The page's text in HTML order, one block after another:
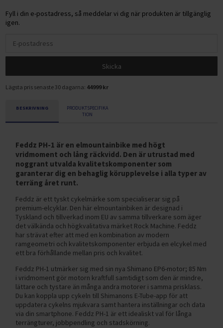
Fyll i din e-postadress, så meddelar vi dig när produkten är tillgänglig
igen.
Skicka
Lägsta pris senaste 30 dagarna: 44999 kr
BESKRIVNING
PRODUKTSPECIFIKA
TION
Feddz PH-1 är en elmountainbike med högt
vridmoment och lång räckvidd. Den är utrustad med
noggrant utvalda kvalitetskomponenter som
garanterar dig en behaglig körupplevelse i alla typer av
terräng året runt.
Feddz är ett tyskt cykelmärke som specialiserar sig på
premium-elcyklar. Den här elmountainbiken är designad i
Tyskland och tillverkad inom EU av samma tillverkare som äger
det välkända och högkvalitativa märket Rock Machine. Feddz
har strävat efter att med en kombination av modern
ramgeometri och kvalitetskomponenter erbjuda en elcykel med
ett bra förhållande mellan pris och kvalitet.
Feddz PH-1 utmärker sig med sin nya Shimano EP6-motor; 85 Nm
i vridmoment gör motorn kraftfull samtidigt som den är mindre,
lättare och tystare än många andra motorer i samma prisklass.
Du kan koppla upp cykeln till Shimanons E-Tube-app för att
uppdatera cykelns mjukvara samt hantera inställningar och data
via din smartphone. Feddz PH-1 är ett idealiskt val för långa
terrängturer, jobbpendling och stadskörning.